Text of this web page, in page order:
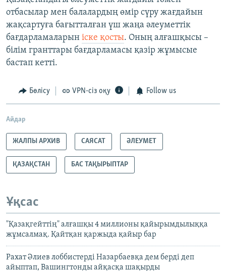
отбасылар мен балалардың өмір сүру жағдайын
жақсартуға бағытталған үш жаңа әлеуметтік
бағдарламаларын іске қосты. Оның алғашқысы –
білім гранттары бағдарламасы қазір жұмысые
бастап кетті.
Бөлісу VPN-сіз оқу Follow us
Айдар
ЖАЛПЫ АРХИВ САЯСАТ ӘЛЕУМЕТ
ҚАЗАҚСТАН БАС ТАҚЫРЫПТАР
Ұқсас
"Қазақгейттің" алғашқы 4 миллионы қайырымдылыққа
жұмсалмақ. Қайтқан қаржыда қайыр бар
Рахат Әлиев лоббистерді Назарбаевқа дем берді деп
айыптап, Вашингтонды айқасқа шақырды